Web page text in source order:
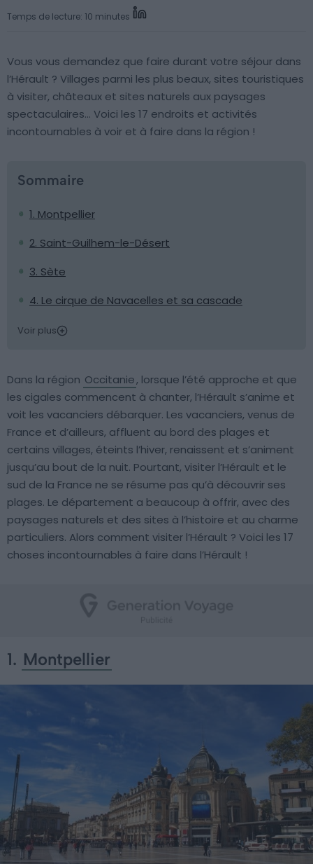
Temps de lecture: 10 minutes
Vous vous demandez que faire durant votre séjour dans
l’Hérault ? Villages parmi les plus beaux, sites touristiques
à visiter, châteaux et sites naturels aux paysages
spectaculaires… Voici les 17 endroits et activités
incontournables à voir et à faire dans la région !
Sommaire
1. Montpellier
2. Saint-Guilhem-le-Désert
3. Sète
4. Le cirque de Navacelles et sa cascade
Voir plus
Dans la région Occitanie, lorsque l’été approche et que
les cigales commencent à chanter, l’Hérault s’anime et
voit les vacanciers débarquer. Les vacanciers, venus de
France et d’ailleurs, affluent au bord des plages et
certains villages, éteints l’hiver, renaissent et s’animent
jusqu’au bout de la nuit. Pourtant, visiter l’Hérault et le
sud de la France ne se résume pas qu’à découvrir ses
plages. Le département a beaucoup à offrir, avec des
paysages naturels et des sites à l’histoire et au charme
particuliers. Alors comment visiter l’Hérault ? Voici les 17
choses incontournables à faire dans l’Hérault !
1. Montpellier